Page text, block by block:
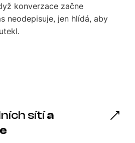
konverzace začne
neodepisuje, jen hlídá, aby
sítía